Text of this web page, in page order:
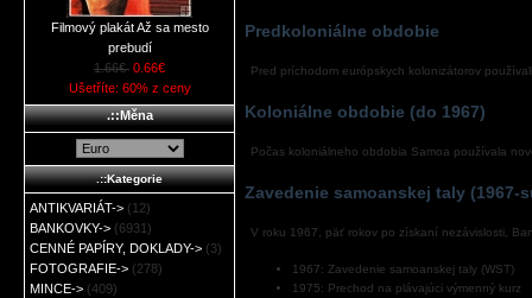
Filmový plakát Až sa mesto
prebudí
1.66€ 0.66€
Ušetříte: 60% z ceny
.::Měna
.::Kategorie
ANTIKVARIÁT-> (12)
BANKOVKY-> (6931)
CENNÉ PAPÍRY, DOKLADY-> (3)
FOTOGRAFIE-> (278)
MINCE-> (409)
Predkoloniálne obdobie
Pred príchodom európskych kolonizátorov
Koloniálne obdobie (do 1967)
Počas koloniálneho obdobia Samoa používala
Zavedenie samoanskej taly (1967-
V roku 1967, päť rokov po získaní nezávislosti,
1967: Zavedenie samoanskej taly (WST)
1975: Prechod na plávajúci výmenný kurz